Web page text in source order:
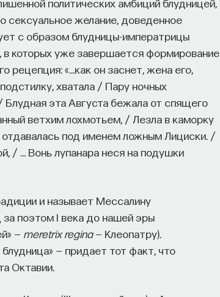
политических амбиций блудницей,
сексуальное желание, доведенное
с образом блудницы-императрицы
в которых уже завершается формирование
рецепция: «…как он заснет, жена его,
хватала / Пару ночных
эта Августа бежала от спящего
ветхим лохмотьем, / Лезла в каморку
под именем ложным Лициски. /
/ … Вонь лупанара неся на подушки
и называет Мессалину
за поэтом I века до нашей эры
— meretrix regina— Клеопатру).
— придает тот факт, что
Октавии.